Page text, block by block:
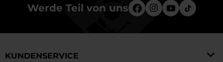
Werde Teil von uns
KUNDENSERVICE